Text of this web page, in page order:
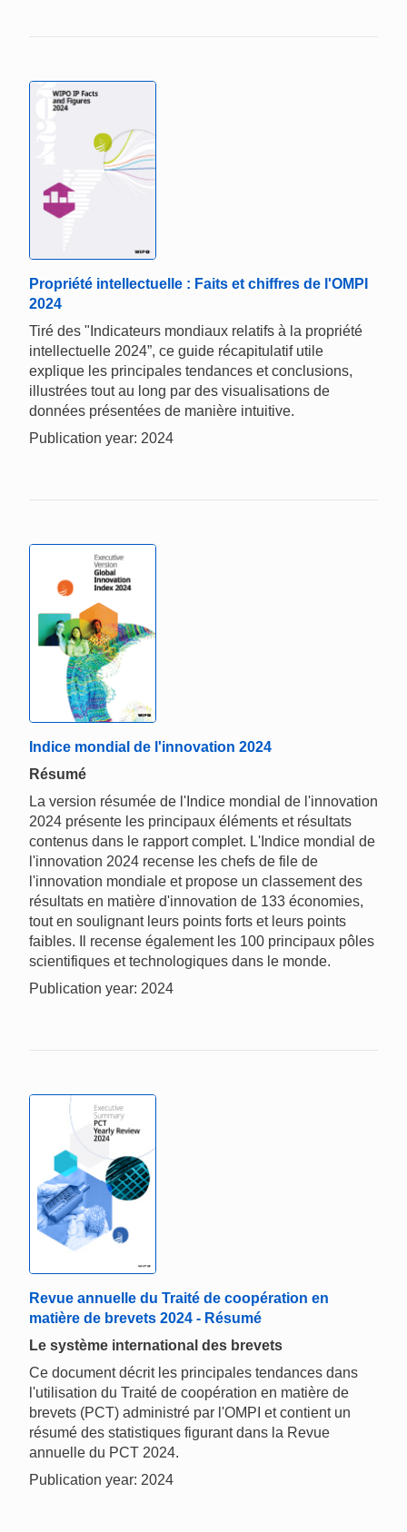
Propriété intellectuelle : Faits et chiffres de l'OMPI
2024
Tiré des "Indicateurs mondiaux relatifs à la propriété
intellectuelle 2024”, ce guide récapitulatif utile
explique les principales tendances et conclusions,
illustrées tout au long par des visualisations de
données présentées de manière intuitive.
Publication year: 2024
Indice mondial de l'innovation 2024
Résumé
La version résumée de l'Indice mondial de l'innovation
2024 présente les principaux éléments et résultats
contenus dans le rapport complet. L'Indice mondial de
l'innovation 2024 recense les chefs de file de
l'innovation mondiale et propose un classement des
résultats en matière d'innovation de 133 économies,
tout en soulignant leurs points forts et leurs points
faibles. Il recense également les 100 principaux pôles
scientifiques et technologiques dans le monde.
Publication year: 2024
Revue annuelle du Traité de coopération en
matière de brevets 2024 - Résumé
Le système international des brevets
Ce document décrit les principales tendances dans
l'utilisation du Traité de coopération en matière de
brevets (PCT) administré par l'OMPI et contient un
résumé des statistiques figurant dans la Revue
annuelle du PCT 2024.
Publication year: 2024